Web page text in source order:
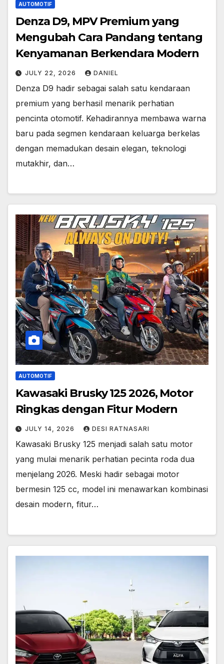
AUTOMOTIF
Denza D9, MPV Premium yang
Mengubah Cara Pandang tentang
Kenyamanan Berkendara Modern
JULY 22, 2026 DANIEL
Denza D9 hadir sebagai salah satu kendaraan
premium yang berhasil menarik perhatian
pencinta otomotif. Kehadirannya membawa warna
baru pada segmen kendaraan keluarga berkelas
dengan memadukan desain elegan, teknologi
mutakhir, dan…
AUTOMOTIF
Kawasaki Brusky 125 2026, Motor
Ringkas dengan Fitur Modern
JULY 14, 2026 DESI RATNASARI
Kawasaki Brusky 125 menjadi salah satu motor
yang mulai menarik perhatian pecinta roda dua
menjelang 2026. Meski hadir sebagai motor
bermesin 125 cc, model ini menawarkan kombinasi
desain modern, fitur…